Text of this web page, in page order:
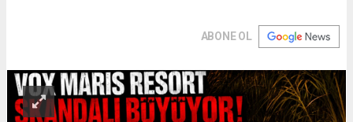
ABONE OL